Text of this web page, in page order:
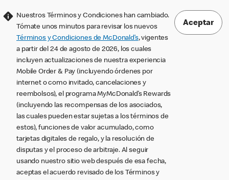
Nuestros Términos y Condiciones han cambiado.
Tómate unos minutos para revisar los nuevos
Términos y Condiciones de McDonald’s, vigentes
a partir del 24 de agosto de 2026, los cuales
incluyen actualizaciones de nuestra experiencia
Mobile Order & Pay (incluyendo órdenes por
internet o como invitado, cancelaciones y
reembolsos), el programa MyMcDonald’s Rewards
(incluyendo las recompensas de los asociados,
las cuales pueden estar sujetas a los términos de
estos), funciones de valor acumulado, como
tarjetas digitales de regalo, y la resolución de
disputas y el proceso de arbitraje. Al seguir
usando nuestro sitio web después de esa fecha,
aceptas el acuerdo revisado de los Términos y
Aceptar